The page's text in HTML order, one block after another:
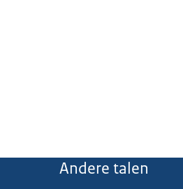
Andere talen